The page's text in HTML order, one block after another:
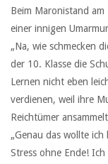
Beim Maronistand
einer innigen
„Na, wie schmecken
der 10. Klasse die
Lernen nicht eben
verdienen, weil ihre
Reichtümer
„Genau das wollte ich
Stress ohne Ende!